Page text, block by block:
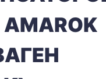
AMAROK